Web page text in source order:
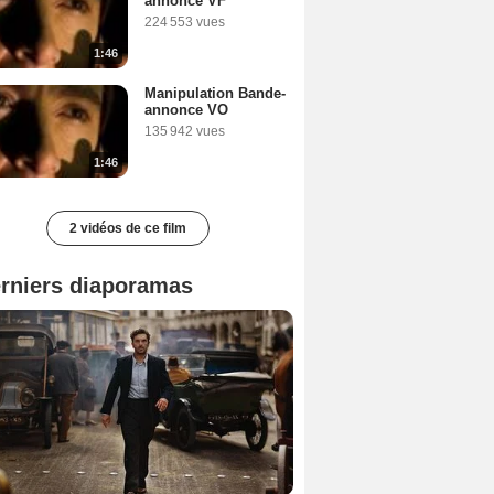
1:46
224 553 vues
1:46
Manipulation Bande-
annonce VO
135 942 vues
2 vidéos de ce film
diaporamas